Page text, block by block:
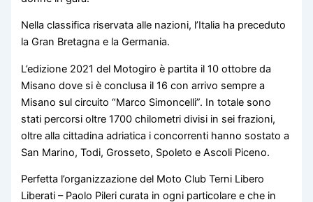
Nella classifica riservata alle nazioni, l’Italia ha preceduto
la Gran Bretagna e la Germania.
L’edizione 2021 del Motogiro è partita il 10 ottobre da
Misano dove si è conclusa il 16 con arrivo sempre a
Misano sul circuito “Marco Simoncelli”. In totale sono
stati percorsi oltre 1700 chilometri divisi in sei frazioni,
oltre alla cittadina adriatica i concorrenti hanno sostato a
San Marino, Todi, Grosseto, Spoleto e Ascoli Piceno.
Perfetta l’organizzazione del Moto Club Terni Libero
Liberati – Paolo Pileri curata in ogni particolare e che in